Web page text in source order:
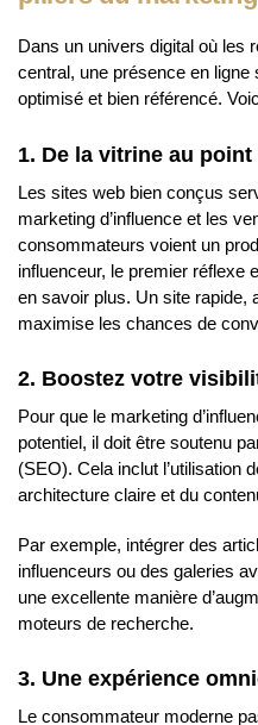
Dans un univers digital où les
central, une présence en
optimisé et bien référencé.
1. De la vitrine au
Les sites web bien conçus
marketing d’influence et les
consommateurs voient un
influenceur, le premier réflexe
en savoir plus. Un site rapide,
maximise les chances de
2. Boostez votre
Pour que le marketing
potentiel, il doit être soutenu
(SEO). Cela inclut l’utilisation
architecture claire et du
Par exemple, intégrer des
influenceurs ou des galeries
une excellente manière
moteurs de recherche.
3. Une expérience
Le consommateur moderne